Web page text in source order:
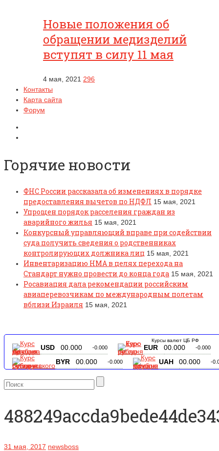
Новые положения об
обращении медизделий
вступят в силу 11 мая
4 мая, 2021 296
Контакты
Карта сайта
Форум
Горячие новости
ФНС России рассказала об изменениях в порядке
предоставления вычетов по НДФЛ 15 мая, 2021
Упрощен порядок расселения граждан из
аварийного жилья 15 мая, 2021
Конкурсный управляющий вправе при содействии
суда получить сведения о родственниках
контролирующих должника лиц 15 мая, 2021
Инвентаризацию НМА в целях перехода на
Стандарт нужно провести до конца года 15 мая, 2021
Росавиация дала рекомендации российским
авиаперевозчикам по международным полетам
вблизи Израиля 15 мая, 2021
Курсы валют ЦБ РФ
USD 00.000 -0.000 EUR 00.000 -0.000
BYR 00.000 -0.000 UAH 00.000 -
31 мая, 2017 newsboss